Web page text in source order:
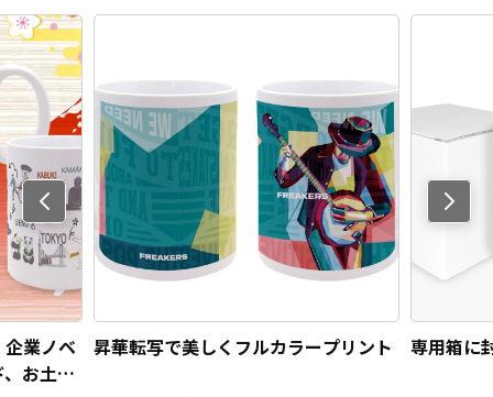
Previo
us
業ノベ
お土産
昇華転写で美しくフルカラープリント 専用箱に